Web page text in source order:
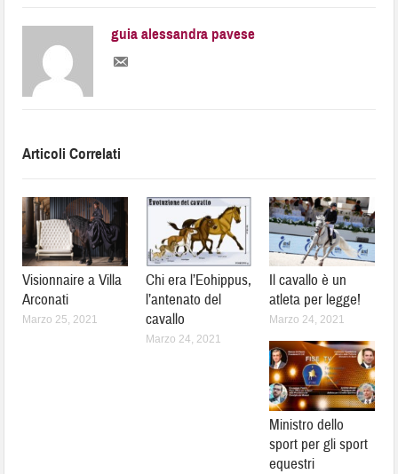
guia alessandra pavese
Articoli Correlati
Visionnaire a Villa
Arconati
Marzo 25, 2021
Chi era l’Eohippus,
l’antenato del
cavallo
Marzo 24, 2021
Il cavallo è un
atleta per legge!
Marzo 24, 2021
Ministro dello
sport per gli sport
equestri